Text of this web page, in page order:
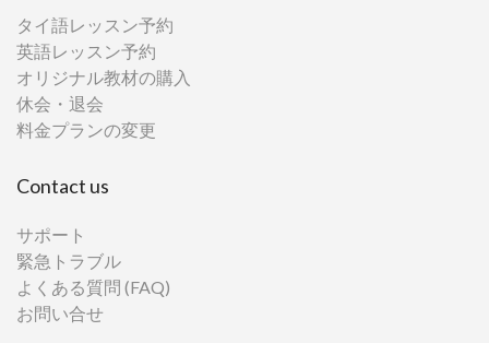
タイ語レッスン予約
英語レッスン予約
オリジナル教材の購入
休会・退会
料金プランの変更
Contact us
サポート
緊急トラブル
よくある質問 (FAQ)
お問い合せ